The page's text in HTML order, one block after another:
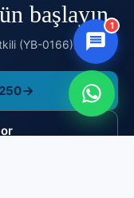
başlayın.
(YB-0166). Online
1